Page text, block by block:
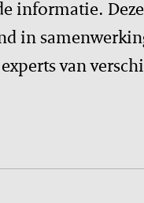
informatie.
in
van